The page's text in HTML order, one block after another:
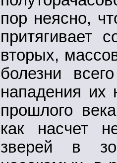
пор неясно,
притягивает
вторых,
болезни
нападения их
прошлого
как насчет
зверей в